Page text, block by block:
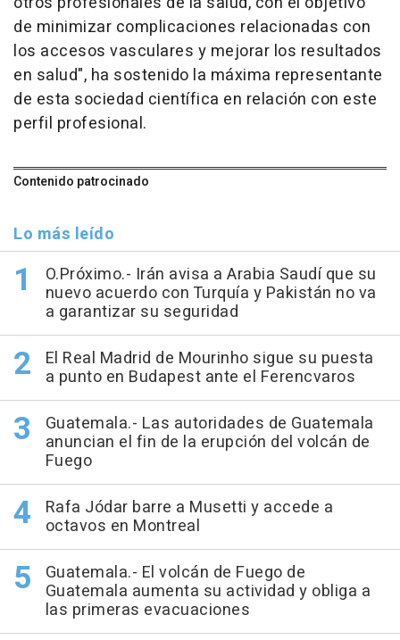
de minimizar complicaciones relacionadas con
los accesos vasculares y mejorar los resultados
en salud", ha sostenido la máxima representante
de esta sociedad científica en relación con este
perfil profesional.
Contenido patrocinado
Lo más leído
O.Próximo.- Irán avisa a Arabia Saudí que su
nuevo acuerdo con Turquía y Pakistán no va
a garantizar su seguridad
El Real Madrid de Mourinho sigue su puesta
a punto en Budapest ante el Ferencvaros
Guatemala.- Las autoridades de Guatemala
anuncian el fin de la erupción del volcán de
Fuego
Rafa Jódar barre a Musetti y accede a
octavos en Montreal
Guatemala.- El volcán de Fuego de
Guatemala aumenta su actividad y obliga a
las primeras evacuaciones